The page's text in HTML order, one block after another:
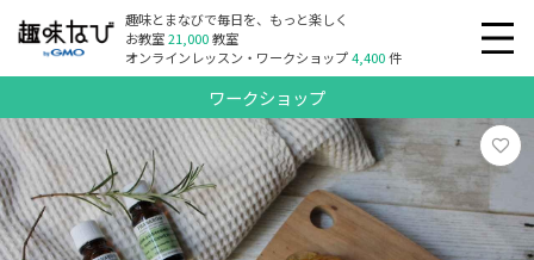
趣味とまなびで毎日を、もっと楽しく
お教室21,000教室
オンラインレッスン・ワークショップ4,400件
ワークショップ